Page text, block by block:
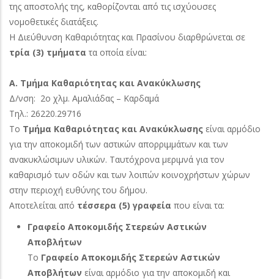
της αποστολής της, καθορίζονται από τις ισχύουσες
νομοθετικές διατάξεις.
Η Διεύθυνση Καθαριότητας και Πρασίνου διαρθρώνεται σε
τρία (3) τμήματα τα οποία είναι:
Α. Τμήμα Καθαριότητας και Ανακύκλωσης
Δ/νση: 2ο χλμ. Αμαλιάδας – Καρδαμά
Τηλ.: 26220.29716
Το Τμήμα Καθαριότητας και Ανακύκλωσης είναι αρμόδιο
για την αποκομιδή των αστικών απορριμμάτων και των
ανακυκλώσιμων υλικών. Ταυτόχρονα μεριμνά για τον
καθαρισμό των οδών και των λοιπών κοινοχρήστων χώρων
στην περιοχή ευθύνης του δήμου.
Αποτελείται από τέσσερα (5) γραφεία που είναι τα:
Γραφείο Αποκομιδής Στερεών Αστικών
Αποβλήτων
Το Γραφείο Αποκομιδής Στερεών Αστικών
Αποβλήτων είναι αρμόδιο για την αποκομιδή και